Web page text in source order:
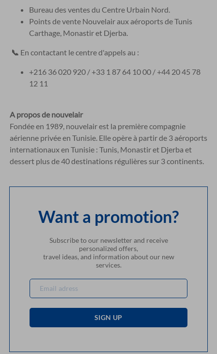
Bureau des ventes du Centre Urbain Nord.
Points de vente Nouvelair aux aéroports de Tunis
Carthage, Monastir et Djerba.
📞 En contactant le centre d'appels au :
+216 36 020 920 / +33 1 87 64 10 00 / +44 20 45 78
12 11
A propos de nouvelair
Fondée en 1989, nouvelair est la première compagnie
aérienne privée en Tunisie. Elle opère à partir de 3 aéroports
internationaux en Tunisie : Tunis, Monastir et Djerba et
dessert plus de 40 destinations régulières sur 3 continents.
Want a promotion?
Subscribe to our newsletter and receive
personalized offers,
travel ideas, and information about our new
services.
SIGN UP